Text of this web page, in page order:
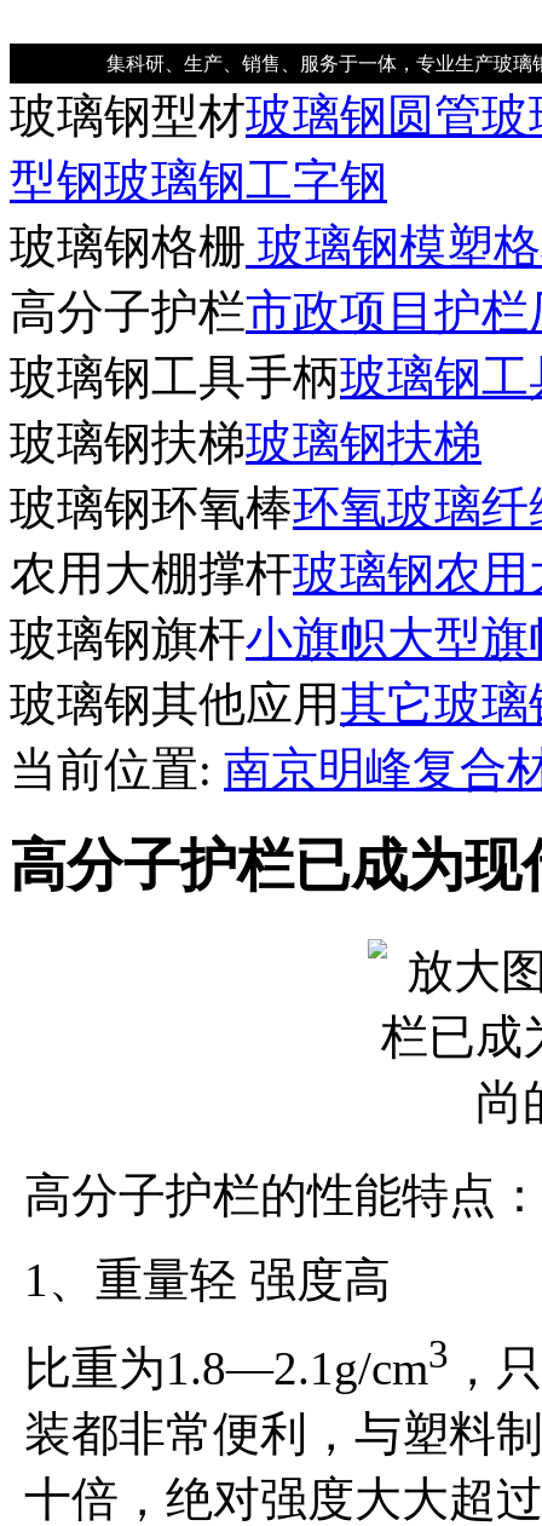
集科研、生产、销售、服务于一体，专业生产玻璃
玻璃钢型材玻璃钢圆管玻
型钢玻璃钢工字钢
玻璃钢格栅 玻璃钢模塑
高分子护栏市政项目护栏
玻璃钢工具手柄玻璃钢工
玻璃钢扶梯玻璃钢扶梯
玻璃钢环氧棒环氧玻璃纤
农用大棚撑杆玻璃钢农
玻璃钢旗杆小旗帜大型旗
玻璃钢其他应用其它玻璃
当前位置: 南京明峰复合
高分子护栏已成为
高分子护栏的性能特点：
1、重量轻 强度高
比重为1.8—2.1g/cm3 ，
装都非常便利，与塑料
十倍，绝对强度大大超